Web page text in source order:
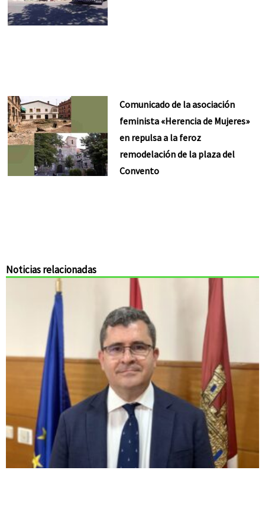
Comunicado de la asociación
feminista «Herencia de Mujeres»
en repulsa a la feroz
remodelación de la plaza del
Convento
Noticias relacionadas